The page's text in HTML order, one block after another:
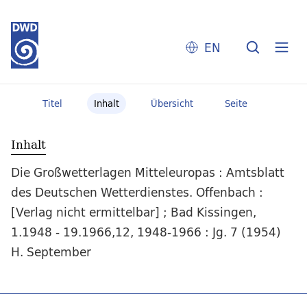
EN
Titel Inhalt Übersicht Seite
Inhalt
Die Großwetterlagen Mitteleuropas : Amtsblatt
des Deutschen Wetterdienstes. Offenbach :
[Verlag nicht ermittelbar] ; Bad Kissingen,
1.1948 - 19.1966,12, 1948-1966 : Jg. 7 (1954)
H. September